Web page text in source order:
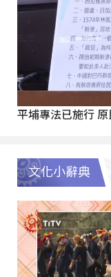
平埔專法已施行
文化小辭典